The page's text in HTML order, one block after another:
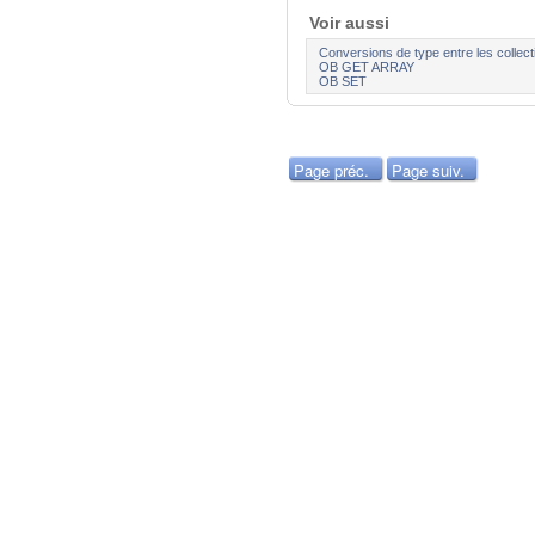
Voir aussi
Conversions de type entre les
OB GET ARRAY
OB SET
Page préc. Page suiv.